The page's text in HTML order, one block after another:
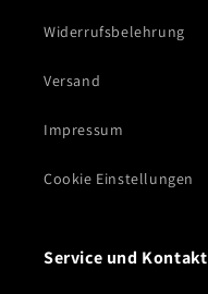
Widerrufsbelehrung
Versand
Impressum
Cookie Einstellungen
Service und Kontakt